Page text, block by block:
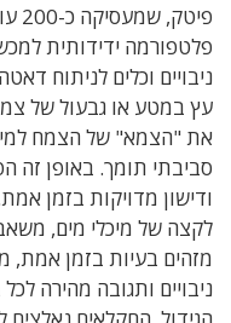
פלטפורמה ידידותית
ניבויים וכלים לניתוח
עץ במטע או גבעול של
את "הצמא" של הצמח
סביבתי תומך. באופן
לקצה של מיכלי מים,
מזהים בעיות בזמן
ניבויים ותגובה מהירה